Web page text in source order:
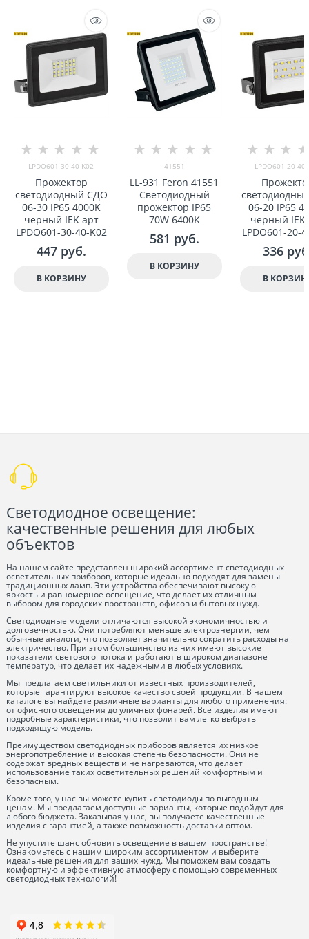
LPDO601-30-40-K02
Прожектор
светодиодный СДО
06-30 IP65 4000K
черный IEK арт
LPDO601-30-40-K02
447 руб.
В КОРЗИНУ
41551
LL-931 Feron 41551
Светодиодный
прожектор IP65
70W 6400K
581 руб.
В КОРЗИНУ
LPDO601-20-
06-20 IP65
черный IEK
LPDO601-20-
336
В
Светодиодное освещение:
качественные решения для любых
объектов
На нашем сайте представлен широкий ассортимент светодиодных
осветительных приборов, которые идеально подходят для замены
традиционных ламп. Эти устройства обеспечивают высокую
яркость и равномерное освещение, что делает их отличным
выбором для городских пространств, офисов и бытовых нужд.
Светодиодные модели отличаются высокой экономичностью и
долговечностью. Они потребляют меньше электроэнергии, чем
обычные аналоги, что позволяет значительно сократить расходы на
электричество. При этом большинство из них имеют высокие
показатели светового потока и работают в широком диапазоне
температур, что делает их надежными в любых условиях.
Мы предлагаем светильники от известных производителей,
которые гарантируют высокое качество своей продукции. В нашем
каталоге вы найдете различные варианты для любого применения:
от офисного освещения до уличных фонарей. Все изделия имеют
подробные характеристики, что позволит вам легко выбрать
подходящую модель.
Преимуществом светодиодных приборов является их низкое
энергопотребление и высокая степень безопасности. Они не
содержат вредных веществ и не нагреваются, что делает
использование таких осветительных решений комфортным и
безопасным.
Кроме того, у нас вы можете купить светодиоды по выгодным
ценам. Мы предлагаем доступные варианты, которые подойдут для
любого бюджета. Заказывая у нас, вы получаете качественные
изделия с гарантией, а также возможность доставки оптом.
Не упустите шанс обновить освещение в вашем пространстве!
Ознакомьтесь с нашим широким ассортиментом и выберите
идеальные решения для ваших нужд. Мы поможем вам создать
комфортную и эффективную атмосферу с помощью современных
светодиодных технологий!